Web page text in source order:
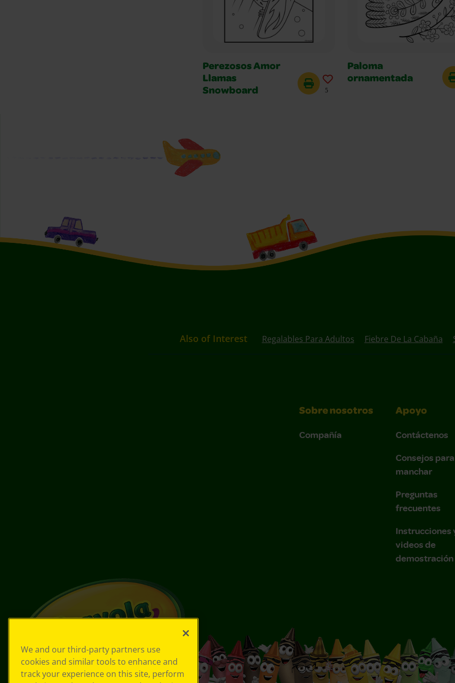
Perezosos Amor
Llamas
Snowboard
5
Paloma
ornamentada
Also of Interest Regalables Para Adultos Fiebre De La Cabaña
Sobre nosotros
Compañía
Apoyo
Contáctenos
Consejos para
manchar
Preguntas
frecuentes
Instrucciones
videos de
demostración
We and our third-party partners use
cookies and similar tools to enhance and
track your experience on this site, perform